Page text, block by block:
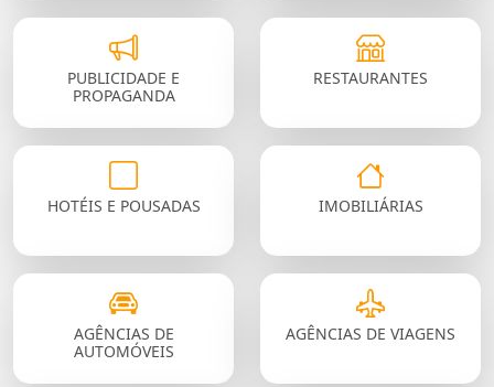
PUBLICIDADE E
PROPAGANDA
RESTAURANTES
HOTÉIS E POUSADAS IMOBILIÁRIAS
AGÊNCIAS DE
AUTOMÓVEIS
AGÊNCIAS DE VIAGENS